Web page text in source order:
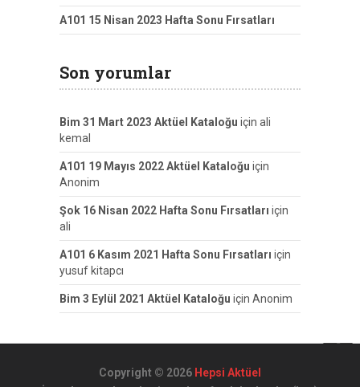
A101 15 Nisan 2023 Hafta Sonu Fırsatları
Son yorumlar
Bim 31 Mart 2023 Aktüel Kataloğu için ali
kemal
A101 19 Mayıs 2022 Aktüel Kataloğu için
Anonim
Şok 16 Nisan 2022 Hafta Sonu Fırsatları için
ali
A101 6 Kasım 2021 Hafta Sonu Fırsatları için
yusuf kitapcı
Bim 3 Eylül 2021 Aktüel Kataloğu için Anonim
Copyright © 2026 Hepsi Aktüel